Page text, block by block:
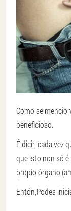
Como se
beneficioso.
É dicir, cada vez
que isto non só
propio órgano
Entón, Podes